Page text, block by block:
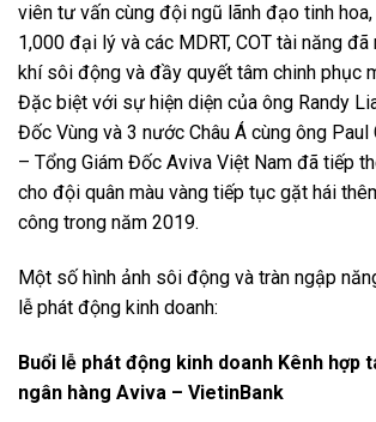
viên tư vấn cùng đội ngũ lãnh đạo tinh
1,000 đại lý và các MDRT, COT tài năng
khí sôi động và đầy quyết tâm chinh phục
Đặc biệt với sự hiện diện của ông Randy
Đốc Vùng và 3 nước Châu Á cùng ông Paul
– Tổng Giám Đốc Aviva Việt Nam đã tiếp
cho đội quân màu vàng tiếp tục gặt hái
công trong năm 2019.
Một số hình ảnh sôi động và tràn ngập
lễ phát động kinh doanh:
Buổi lễ phát động kinh doanh Kênh hợp
ngân hàng Aviva – VietinBank